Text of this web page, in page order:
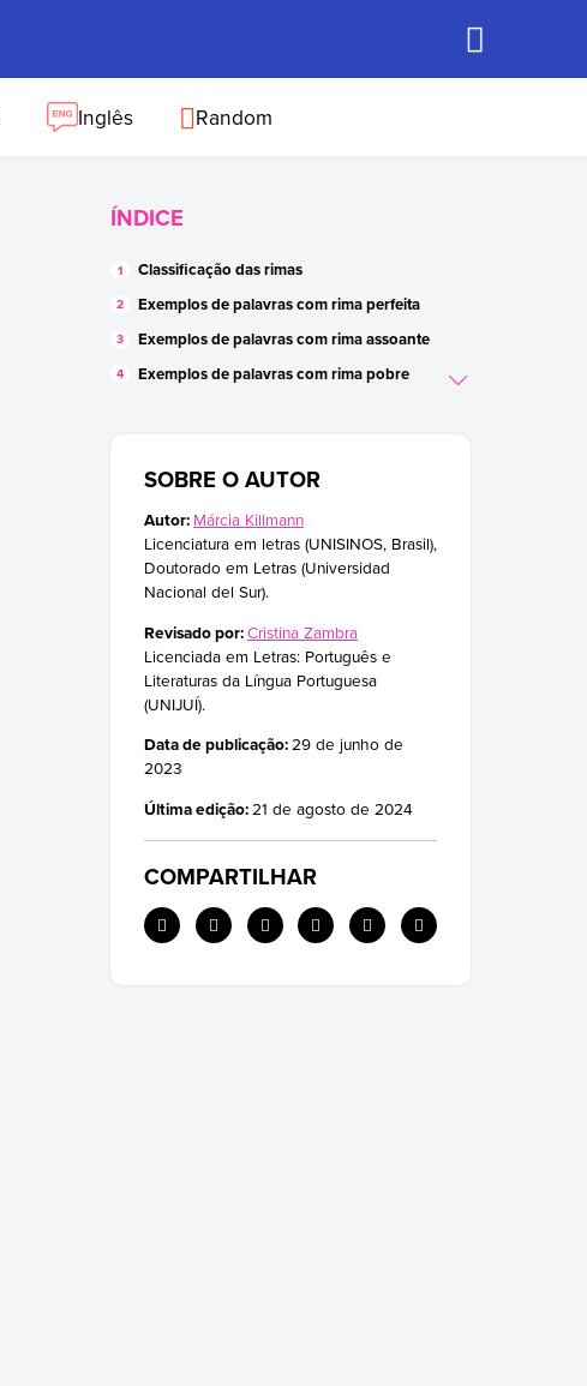
Inglês Random
ÍNDICE
Classificação das rimas
Exemplos de palavras com rima perfeita
Exemplos de palavras com rima assoante
Exemplos de palavras com rima pobre
Poemas com rimas
SOBRE O AUTOR
Autor: Márcia Killmann
Licenciatura em letras (UNISINOS, Brasil),
Doutorado em Letras (Universidad
Nacional del Sur).
Revisado por:Cristina Zambra
Licenciada em Letras: Português e
Literaturas da Língua Portuguesa
(UNIJUÍ).
Data de publicação:29 de junho de
2023
Última edição:21 de agosto de 2024
COMPARTILHAR